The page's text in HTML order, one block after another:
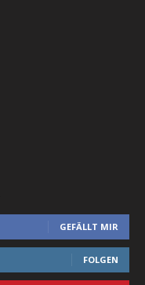
GEFÄLLT MIR
FOLGEN